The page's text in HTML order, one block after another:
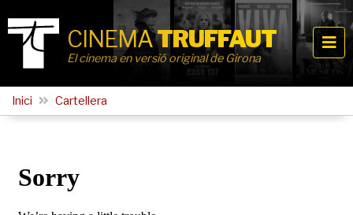
CINEMATRUFFAUT
El cinema en versió original de Girona
Inici Cartellera